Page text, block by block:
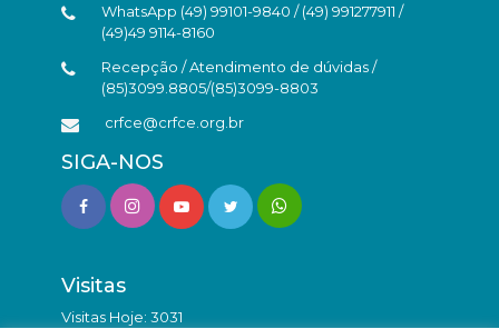
WhatsApp (49) 99101-9840 / (49) 991277911 /
(49)49 9114-8160
Recepção / Atendimento de dúvidas /
(85)3099.8805/(85)3099-8803
crfce@crfce.org.br
SIGA-NOS
Visitas
Visitas Hoje: 3031